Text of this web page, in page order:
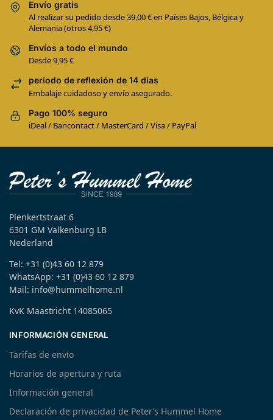
Envío gratis
Al realizar su pedido desde 39,00 € en Países Bajos, Bélgica y
Alemania (otros 4,95 €)
Envíos a todo el mundo
Desde 9,95 €
período de reflexión de 14 días
Embalaje cuidadoso y envío asegurado.
Pago 100% seguro
iDeal / Bancontact / MasterCard / Visa / PayPal
Plenkertstraat 6
6301 GM Valkenburg LB
Nederland
Tel: +31 (0)43 60 12 879
WhatsApp: +31 (0)43 60 12 879
Mail: info@hummelhome.nl
KvK Maastricht 14085065
INFORMACIÓN GENERAL
Tarifas de envío
Horarios de apertura y ruta
Información general
Declaración de privacidad de Peter’s Hummel Home